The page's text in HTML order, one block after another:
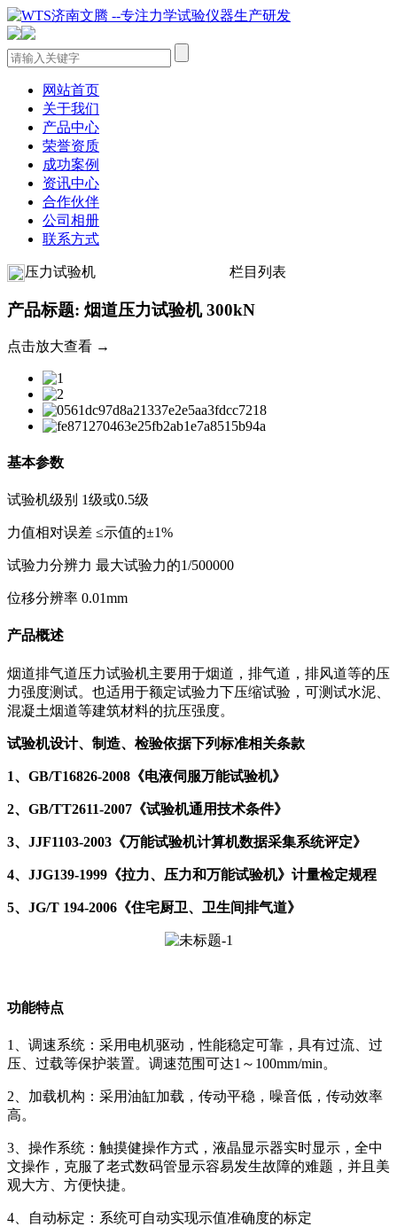
网站首页
关于我们
产品中心
荣誉资质
成功案例
资讯中心
合作伙伴
公司相册
联系方式
压力试验机 栏目列表
产品标题: 烟道压力试验机 300kN
点击放大查看 →
基本参数
试验机级别 1级或0.5级
力值相对误差 ≤示值的±1%
试验力分辨力 最大试验力的1/500000
位移分辨率 0.01mm
产品概述
烟道排气道压力试验机主要用于烟道，排气道，排风道等的压
力强度测试。也适用于额定试验力下压缩试验，可测试水泥、
混凝土烟道等建筑材料的抗压强度。
试验机设计、制造、检验依据下列标准相关条款
1、GB/T16826-2008《电液伺服万能试验机》
2、GB/TT2611-2007《试验机通用技术条件》
3、JJF1103-2003《万能试验机计算机数据采集系统评定》
4、JJG139-1999《拉力、压力和万能试验机》计量检定规程
5、JG/T 194-2006《住宅厨卫、卫生间排气道》
功能特点
1、调速系统：采用电机驱动，性能稳定可靠，具有过流、过
压、过载等保护装置。调速范围可达1～100mm/min。
2、加载机构：采用油缸加载，传动平稳，噪音低，传动效率
高。
3、操作系统：触摸健操作方式，液晶显示器实时显示，全中
文操作，克服了老式数码管显示容易发生故障的难题，并且美
观大方、方便快捷。
4、自动标定：系统可自动实现示值准确度的标定